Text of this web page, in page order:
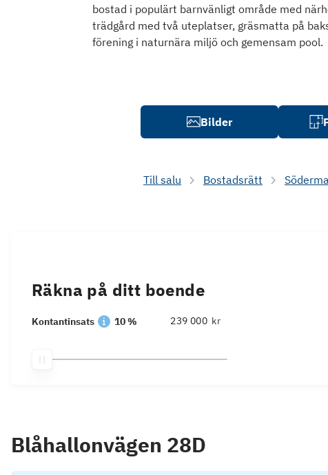
bostad i populärt barnvänligt område med
trädgård med två uteplatser, gräsmatta på
förening i naturnära miljö och gemensam pool.
Bilder
Till salu Bostadsrätt
Räkna på ditt boende
Kontantinsats 10 % kr
Blåhallonvägen 28D